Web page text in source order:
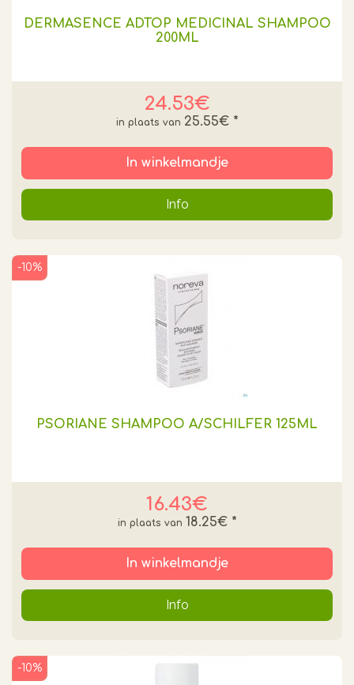
DERMASENCE ADTOP MEDICINAL SHAMPOO
200ML
24.53€
25.55€ *
In winkelmandje
Info
PSORIANE SHAMPOO A/SCHILFER 125ML
16.43€
-10%
18.25€ *
In winkelmandje
Info
-10%